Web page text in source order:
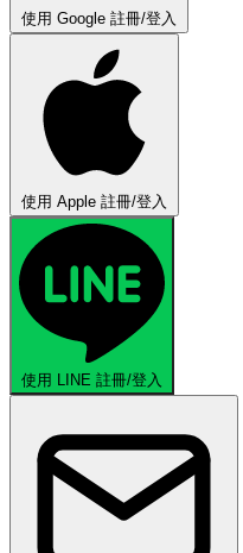
使用 Google 註冊/登入
使用 Apple 註冊/登入
使用 LINE 註冊/登入